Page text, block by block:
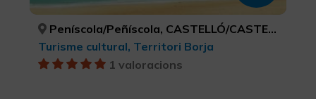
Peníscola/Peñíscola, CASTELLÓ/CASTELLÓN
Turisme cultural, Territori Borja
1 valoracions